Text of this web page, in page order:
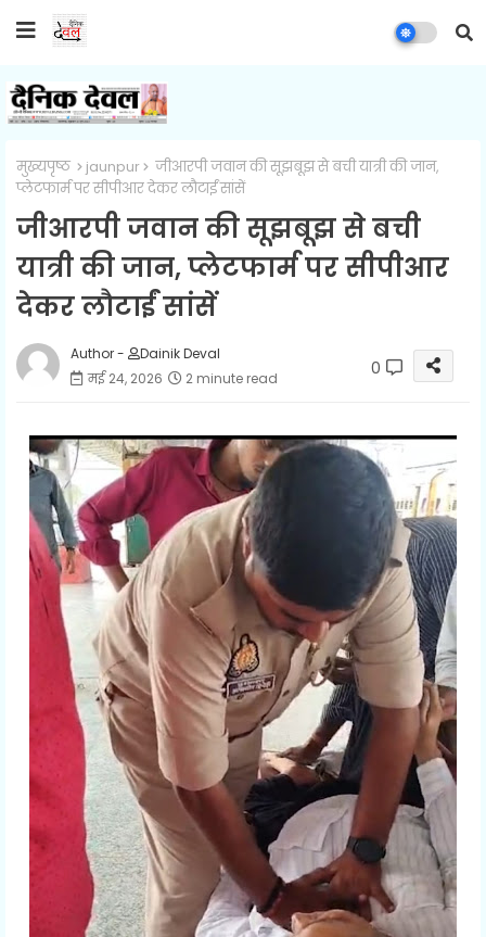
मुख्यपृष्ठ jaunpur
जीआरपी जवान की सूझबूझ से बची यात्री की जान,
प्लेटफार्म पर सीपीआर देकर लौटाईं सांसें
जीआरपी जवान की सूझबूझ से बची
यात्री की जान, प्लेटफार्म पर सीपीआर
देकर लौटाईं सांसें
Author -
Dainik Deval
मई 24, 2026
2 minute read 0